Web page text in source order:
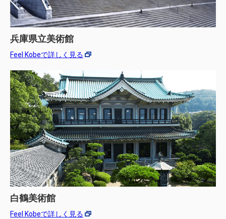
兵庫県立美術館
Feel Kobeで詳しく見る
白鶴美術館
Feel Kobeで詳しく見る